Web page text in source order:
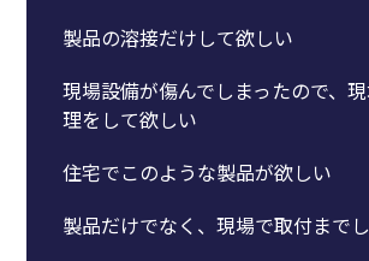
製品の溶接だけして欲しい
現場設備が傷んでしまったので、
理をして欲しい
住宅でこのような製品が欲しい
製品だけでなく、現場で取付まで